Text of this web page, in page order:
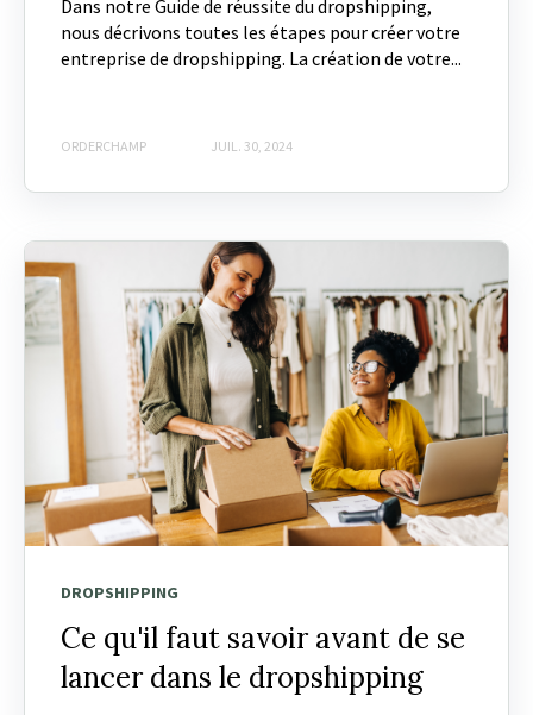
Dans notre Guide de réussite du dropshipping,
nous décrivons toutes les étapes pour créer votre
entreprise de dropshipping. La création de votre...
ORDERCHAMP JUIL. 30, 2024
DROPSHIPPING
Ce qu'il faut savoir avant de se
lancer dans le dropshipping